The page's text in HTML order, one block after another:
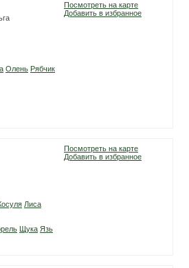
Олень Рябчик
Посмотреть на карте
Добавить в избранное
Лиса
Щука Язь
Посмотреть на карте
Добавить в избранное